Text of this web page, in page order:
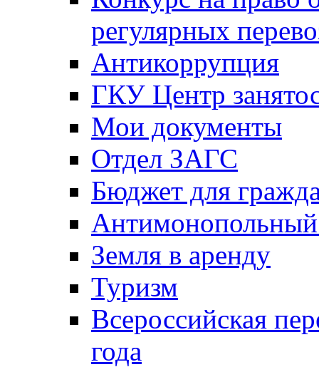
регулярных
Антикоррупция
ГКУ Центр
Мои документы
Отдел ЗАГС
Бюджет для
Антимонопольный
Земля в аренду
Туризм
Всероссийская
года